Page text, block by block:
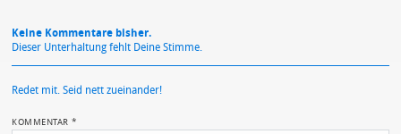
Keine Kommentare bisher.
Dieser Unterhaltung fehlt Deine Stimme.
Redet mit. Seid nett zueinander!
KOMMENTAR*